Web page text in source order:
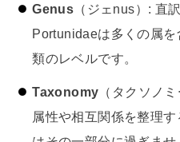
Genus （ジェnus）: 直
Portunidaeは多くの属
類のレベルです。
Taxonomy （タクソノ
属性や相互関係を整理